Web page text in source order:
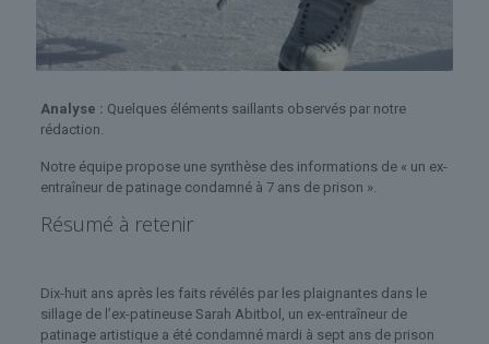
Analyse : Quelques éléments saillants observés par notre
rédaction.
Notre équipe propose une synthèse des informations de « un ex-
entraîneur de patinage condamné à 7 ans de prison ».
Résumé à retenir
Dix-huit ans après les faits révélés par les plaignantes dans le
sillage de l’ex-patineuse Sarah Abitbol, un ex-entraîneur de
patinage artistique a été condamné mardi à sept ans de prison